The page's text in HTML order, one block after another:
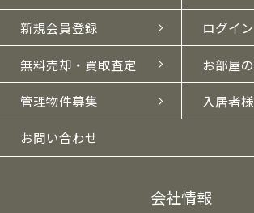
新規会員登録 ログイン
無料売却・買取査定 お部屋
管理物件募集 入居者
お問い合わせ
会社情報